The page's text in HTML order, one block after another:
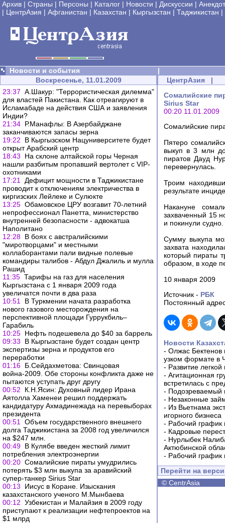
Архив | Страны | Персоны | Каталог | Новости | Дискуссии |
| ЦентрАзия | Афганистан | Казахстан | Кыргызстан | Таджикистан |
Новости и события
|
Воскресенье, 11.01.2009
23:37 А.Шакур: "Террористическая дилемма"
для властей Пакистана. Как отреагируют в
Исламабаде на действия США и заявления
Индии?
21:34 Р.Манафлы: В Азербайджане
заканчиваются запасы зерна
19:22
В Кыргызском Нацуниверситете будет
открыт Арабский центр
18:43
На склоне алтайской горы Черная
нашли разбитым пропавший вертолет с VIP-
охотниками
17:21
Дефицит мощности в Таджикистане
проводит к отключениям электричества в
киргизских Лейлеке и Сулюкте
13:25 Обамовское ЦРУ возгавит 70-летний
непрофессионал Панетта, министерство
внутренней безопасности - адвокатша
Наполитано
12:28 В боях с австралийскими
"миротворцами" и местными
коллаборантами пали видные полевые
командиры талибов - Абдул Джалиль и мулла
Рашид
11:35 Тарифы на газ для населения
Кыргызстана с 1 января 2009 года
увеличатся почти в два раза
10:51
В Туркмении начата разработка
нового газового месторождения на
перспективной площади Гуррукбиль–
Гарабиль
10:25 Нефть подешевела до $40 за баррель
09:33
В Кыргызстане будет создан центр
экспертизы зерна и продуктов его
переработки
01:16 Б.Сейдахметова: Свинцовая
война-2009. Обе стороны конфликта даже не
пытаются уступать друг другу
00:52
К.Н.Ясин: Духовный лидер Ирана
Аятолла Хаменеи решил поддержать
кандидатуру Ахмадинежада на перевыборах
президента
00:51
Объем государственного внешнего
долга Таджикистана за 2008 год увеличился
на $247 млн.
00:49 В Кулябе введен жесткий лимит
потребления электроэнергии
00:20 Сомалийские пираты умудрились
потерять $3 млн выкупа за аравийский
супер-танкер Sirius Star
00:13
Иисус в Коране. Изыскания
казахстанского ученого М.Мынбаева
00:12 Узбекистан и Малайзия в 2009 году
приступают к реализации нефтепроектов на
$1 млрд
ЦентрАзия |
Сомалийские
Sirius Star
00:20 11.01.2009
Сомалийские
Пятеро
выкуп в 3 млн
пиратов Дауд
перевернулась.
Троим
результате
Накануне
захваченный 15
и покинули судно.
Сумму выкупа
захвата
который пираты
образом, в ходе
10 января 2009
Источник - РБК
Постоянный
Новости
- Олжас Бектенов
узком формате в
- Развитие
- Агитационная
встретилась с
- Подозреваемый
- Незаконные
- Из Вьетнама
игорного бизнеса
- Рабочий график
- Кадровые
- Нурлыбек
Актюбинской
- Рабочий график
Перейти на
© CentrAsia